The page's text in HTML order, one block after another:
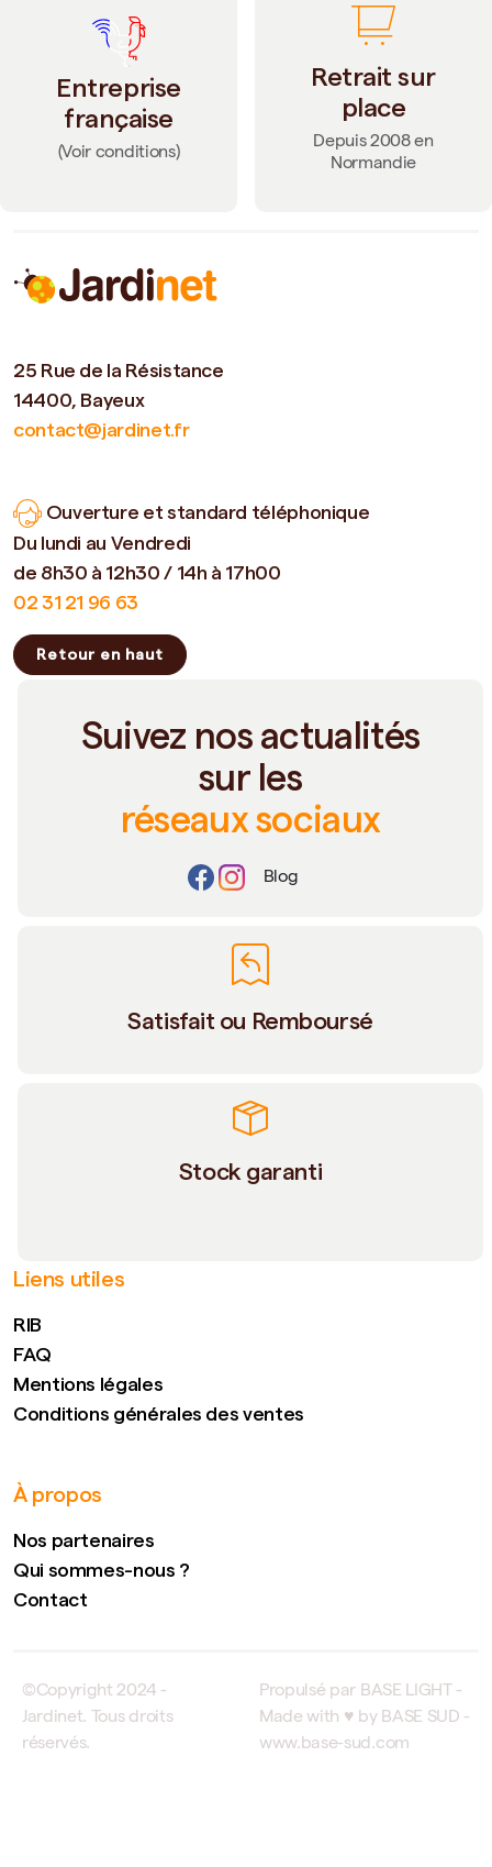
Entreprise
française
(Voir conditions)
Retrait sur
place
Depuis 2008 en
Normandie
25 Rue de la Résistance
14400, Bayeux
contact@jardinet.fr
Ouverture et standard téléphonique
Du lundi au Vendredi
de 8h30 à 12h30 / 14h à 17h00
02 31 21 96 63
Retour en haut
Suivez nos actualités
sur les
réseaux sociaux
Blog
Satisfait ou Remboursé
Stock garanti
Liens utiles
RIB
FAQ
Mentions légales
Conditions générales des ventes
À propos
Nos partenaires
Qui sommes-nous ?
Contact
©Copyright 2024 -
Jardinet. Tous droits
réservés.
Propulsé par BASE LIGHT -
Made with ♥ by BASE SUD -
www.base-sud.com